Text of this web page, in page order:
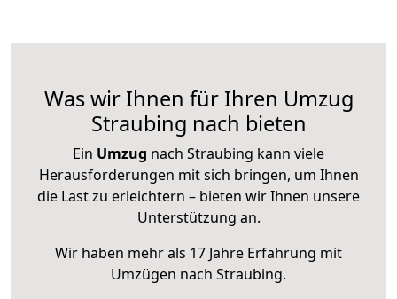
Was wir Ihnen für Ihren Umzug
Straubing nach bieten
Ein Umzug nach Straubing kann viele
Herausforderungen mit sich bringen, um Ihnen
die Last zu erleichtern – bieten wir Ihnen unsere
Unterstützung an.
Wir haben mehr als 17 Jahre Erfahrung mit
Umzügen nach Straubing.